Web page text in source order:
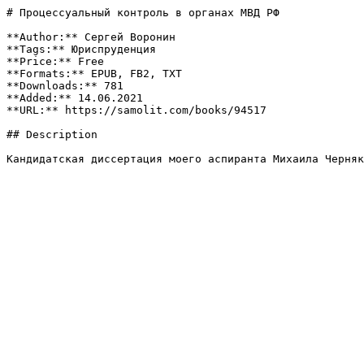
# Процессуальный контроль в органах МВД РФ
**Author:** Сергей Воронин
**Tags:** Юриспруденция
**Price:** Free
**Formats:** EPUB, FB2, TXT
**Downloads:** 781
**Added:** 14.06.2021
**URL:** https://samolit.com/books/94517
## Description
Кандидатская диссертация моего аспиранта Михаила